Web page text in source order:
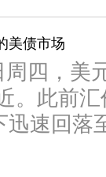
美债市场
四，美
。此前
速回落